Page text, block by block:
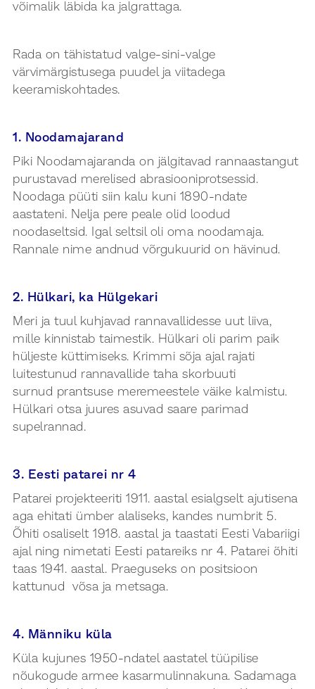
võimalik läbida ka jalgrattaga.
Rada on tähistatud valge-sini-valge
värvimärgistusega puudel ja viitadega
keeramiskohtades.
1. Noodamajarand
Piki Noodamajaranda on jälgitavad rannaastangut
purustavad merelised abrasiooniprotsessid.
Noodaga püüti siin kalu kuni 1890-ndate
aastateni. Nelja pere peale olid loodud
noodaseltsid. Igal seltsil oli oma noodamaja.
Rannale nime andnud võrgukuurid on hävinud.
2. Hülkari, ka Hülgekari
Meri ja tuul kuhjavad rannavallidesse uut liiva,
mille kinnistab taimestik. Hülkari oli parim paik
hüljeste küttimiseks. Krimmi sõja ajal rajati
luitestunud rannavallide taha skorbuuti
surnud prantsuse meremeestele väike kalmistu.
Hülkari otsa juures asuvad saare parimad
supelrannad.
3. Eesti patarei nr 4
Patarei projekteeriti 1911. aastal esialgselt ajutisena
aga ehitati ümber alaliseks, kandes numbrit 5.
Õhiti osaliselt 1918. aastal ja taastati Eesti Vabariigi
ajal ning nimetati Eesti patareiks nr 4. Patarei õhiti
taas 1941. aastal. Praeguseks on positsioon
kattunud võsa ja metsaga.
4. Männiku küla
Küla kujunes 1950-ndatel aastatel tüüpilise
nõukogude armee kasarmulinnakuna. Sadamaga